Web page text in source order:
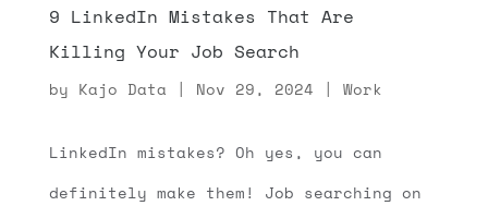
9 LinkedIn Mistakes That Are
Killing Your Job Search
by Kajo Data | Nov 29, 2024 | Work
LinkedIn mistakes? Oh yes, you can
definitely make them! Job searching on